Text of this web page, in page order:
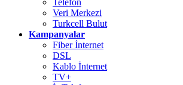
Telefon
Veri Merkezi
Turkcell Bulut
Kampanyalar
Fiber İnternet
DSL
Kablo İnternet
TV+